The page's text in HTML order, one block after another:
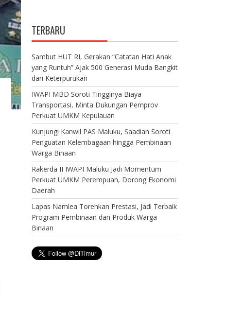
TERBARU
Sambut HUT RI, Gerakan “Catatan Hati Anak
yang Runtuh” Ajak 500 Generasi Muda Bangkit
dari Keterpurukan
IWAPI MBD Soroti Tingginya Biaya
Transportasi, Minta Dukungan Pemprov
Perkuat UMKM Kepulauan
Kunjungi Kanwil PAS Maluku, Saadiah Soroti
Penguatan Kelembagaan hingga Pembinaan
Warga Binaan
Rakerda II IWAPI Maluku Jadi Momentum
Perkuat UMKM Perempuan, Dorong Ekonomi
Daerah
Lapas Namlea Torehkan Prestasi, Jadi Terbaik
Program Pembinaan dan Produk Warga
Binaan